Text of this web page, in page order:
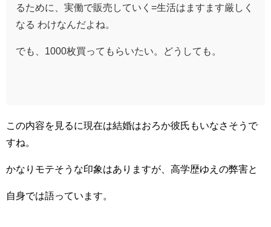
るために、実働で販売していく=生活はますます厳しく
なる わけなんだよね。
でも、1000枚買ってもらいたい。どうしても。
この内容を見るに現在は結婚はおろか彼氏もいなさそうで
すね。
かなりモテそうな印象はありますが、高学歴ゆえの弊害と
自身では語っています。